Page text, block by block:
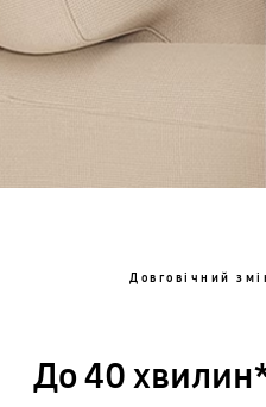
Довговічний
До 40